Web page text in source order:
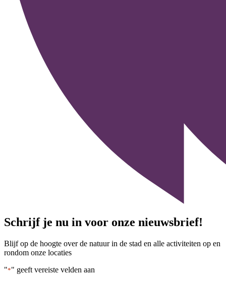
Schrijf je nu in voor onze nieuwsbrief!
Blijf op de hoogte over de natuur in de stad en alle activiteiten op en
rondom onze locaties
"*" geeft vereiste velden aan